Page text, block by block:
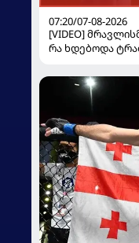
07:20/07-08-2026
[VIDEO]
რა ხდებოდა